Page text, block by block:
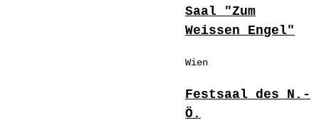
Saal "Zum
Weissen Engel"
Wien
Festsaal des N.-
Ö.